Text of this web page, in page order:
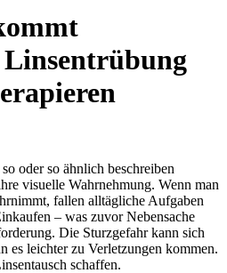
Linsentrübung
oder so ähnlich beschreiben
visuelle Wahrnehmung. Wenn man
fallen alltägliche Aufgaben
– was zuvor Nebensache
Die Sturzgefahr kann sich
es leichter zu Verletzungen kommen.
schaffen.